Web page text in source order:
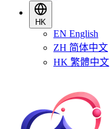
HK
EN English
ZH 简体中文
HK 繁體中文